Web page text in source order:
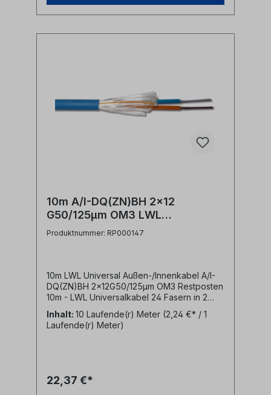
10m A/I-DQ(ZN)BH 2x12
G50/125µm OM3 LWL
Universalkabel Restposten
Produktnummer: RP000147
10m LWL Universal Außen-/Innenkabel A/I-
DQ(ZN)BH 2x12G50/125µm OM3 Restposten
10m - LWL Universalkabel 24 Fasern in 2
Bündeln mit jeweils 12 Fasern 50/125µm
OM3- halogenfreier (LSZH) Mantel blau-
zwei parallele Bündeladern- ohne
Inhalt: 10 Laufende(r) Meter (2,24 €* / 1
Laufende(r) Meter)
22,37 €*